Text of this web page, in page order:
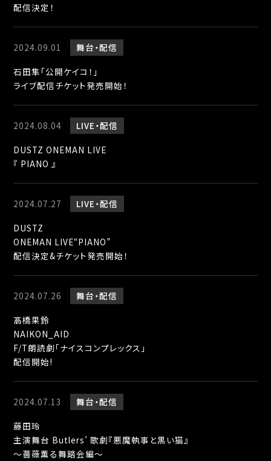
配信決定！
2024.09.01 舞台 配信
石田隼「公開ケイコ！」
ライブ配信チケット発売開始！
2024.08.04 LIVE 配信
DUSTZ ONEMAN LIVE
『 PIANO 』
2024.07.27 LIVE 配信
DUSTZ
ONEMAN LIVE“PIANO”
配信決定&チケット発売開始！
2024.07.26 舞台 配信
髙橋果鈴
NAIKON_AID
F/T朗読劇「ナイスコンプレックス」
配信開始!
2024.07.13 舞台 配信
藤田玲
主演舞台 Butlers’ 歌劇『悪魔執事と黒い猫』
～薔薇薫る舞踏会編～